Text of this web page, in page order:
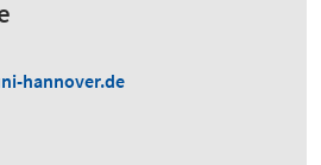
hannover.de